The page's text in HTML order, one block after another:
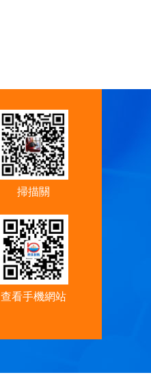
掃描關
（guān）注香
蕉视频官
查看手機網站